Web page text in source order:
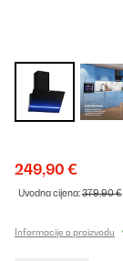
249,90 €
Uvodna cijena:379,90 €
Informacije o proizvodu